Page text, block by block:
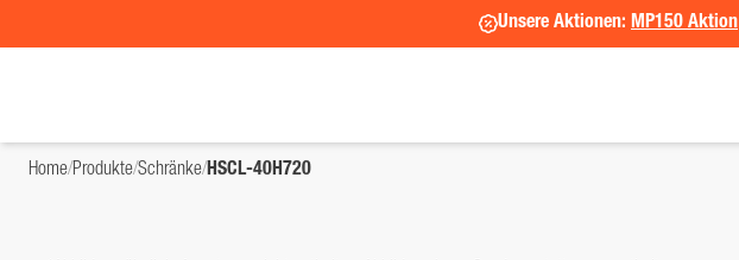
Unsere Aktionen: MP150 Aktion
Home/Produkte/Schränke/HSCL-40H720